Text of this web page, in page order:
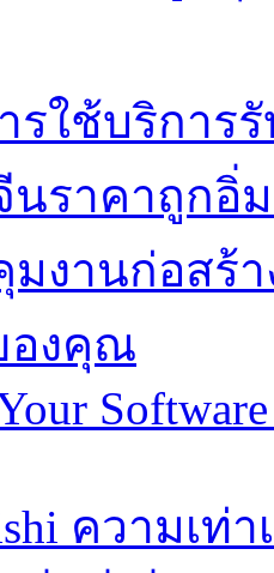
รใช้บริการ
นราคาถูกอิ่
มงานก่อสร้
องคุณ
ความเท่